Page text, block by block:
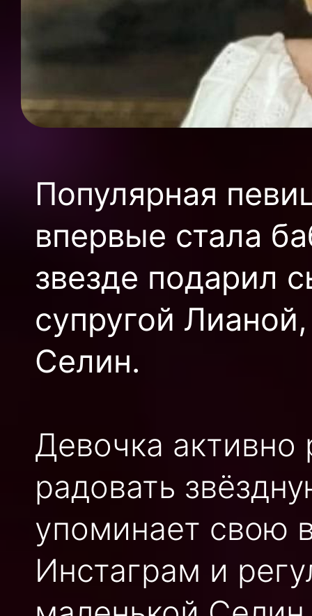
Популярная
впервые стала
звезде подарил
супругой
Селин.
Девочка активно
радовать
упоминает свою
Инстаграм и